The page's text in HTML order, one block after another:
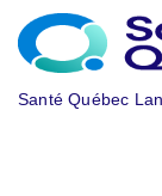
Aller au menu
Santé Québec